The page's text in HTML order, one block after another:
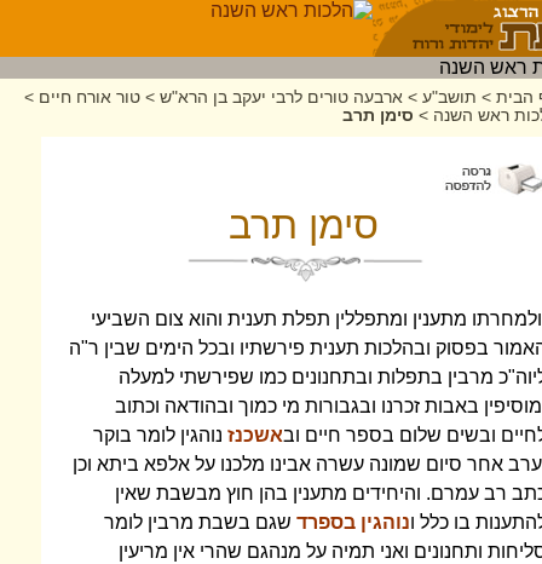
הבית > תושב"ע > ארבעה טורים לרבי יעקב בן הרא"ש > טור אורח חיים >
ראש השנה > סימן תרב
סימן תרב
ולמחרתו מתענין ומתפללין תפלת תענית והוא צום השביעי
בפסוק ובהלכות תענית פירשתיו ובכל הימים שבין ר"ה
מרבין בתפלות ובתחנונים כמו שפירשתי למעלה
באבות זכרנו ובגבורות מי כמוך ובהודאה וכתוב
ובשים שלום בספר חיים ובאשכנז נוהגין לומר בוקר
אחר סיום שמונה עשרה אבינו מלכנו על אלפא ביתא וכן
רב עמרם. והיחידים מתענין בהן חוץ מבשבת שאין
בו כלל ונוהגין בספרד שגם בשבת מרבין לומר
ותחנונים ואני תמיה על מנהגם שהרי אין מריעין